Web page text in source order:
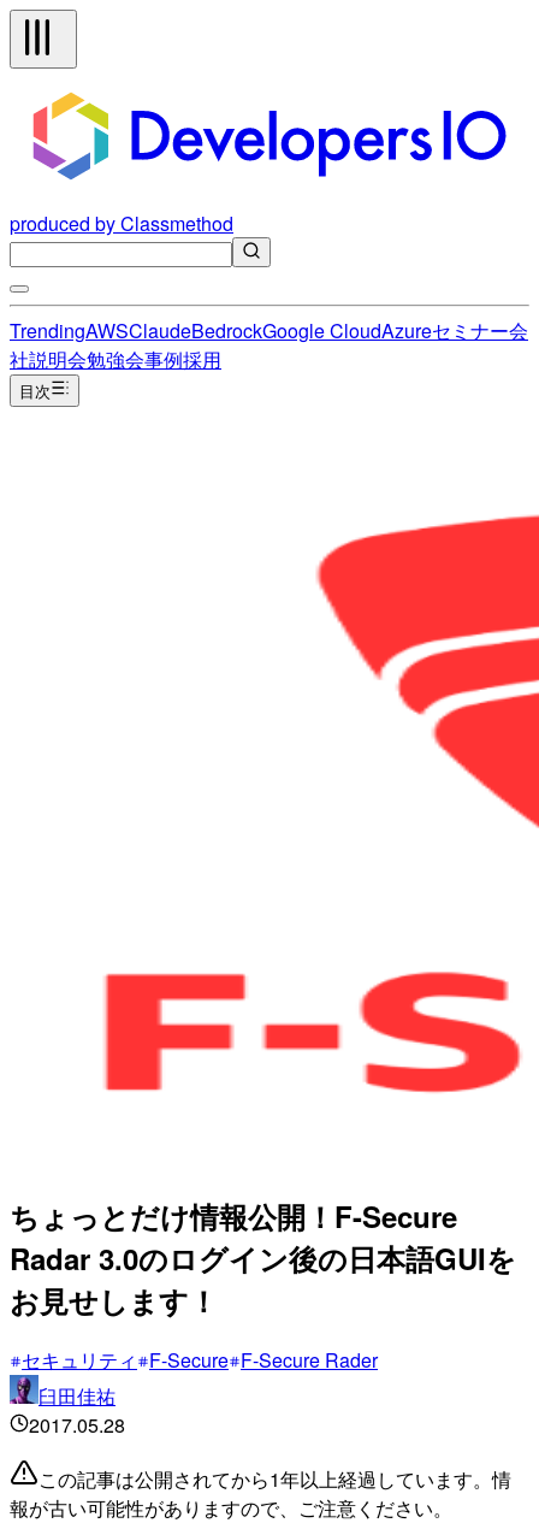
produced by Classmethod
TrendingAWSClaudeBedrockGoogle CloudAzureセミナー会
社説明会勉強会事例採用
目次
ちょっとだけ情報公開！F-Secure
Radar 3.0のログイン後の日本語GUIを
お見せします！
セキュリティ F-Secure F-Secure Rader
臼田佳祐
2017.05.28
この記事は公開されてから1年以上経過しています。情
報が古い可能性がありますので、ご注意ください。